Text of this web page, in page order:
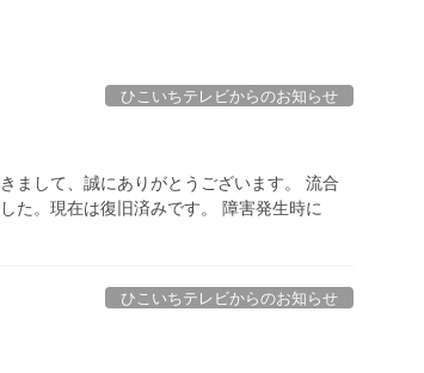
ひこいちテレビからのお知らせ
まして、誠にありがとうございます。 流合
た。現在は復旧済みです。 障害発生時に
ひこいちテレビからのお知らせ